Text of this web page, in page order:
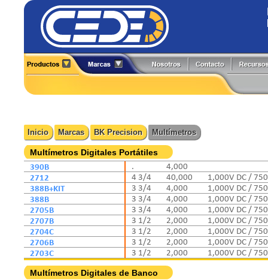
Cámaras Termográficas
Compensación Reactiva
Contadores
Detectores
Fuentes de Poder
Generadores de Funciones
Medidores
Multímetros
Osciloscopios
Pinzas de Medición
Probadores
Caltest Electronics
Circutor
Comark
Extech
FlukeCal
Global Specialties
GW Instek
Hioki
Inicio Marcas BK Precision Multímetros
Multímetros Digitales Portátiles
390B
2712
388B+KIT
388B
2705B
2707B
2704C
2706B
2703C
.
4,000
4 3/4
40,000
1,000V DC /
3 3/4
4,000
1,000V DC /
3 3/4
4,000
1,000V DC /
3 3/4
4,000
1,000V DC /
3 1/2
2,000
1,000V DC /
3 1/2
2,000
1,000V DC /
3 1/2
2,000
1,000V DC /
3 1/2
2,000 1,000V DC /
Multímetros Digitales de Banco